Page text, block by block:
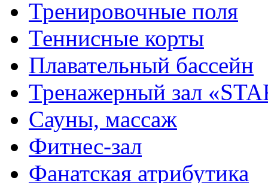
Тренировочные поля
Теннисные корты
Плавательный бассейн
Тренажерный зал
Сауны, массаж
Фитнес-зал
Фанатская атрибутика